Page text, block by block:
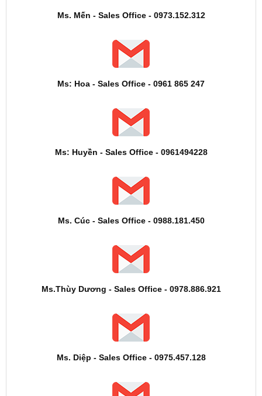
Ms. Mến - Sales Office - 0973.152.312
Ms: Hoa - Sales Office - 0961 865 247
Ms: Huyền - Sales Office - 0961494228
Ms. Cúc - Sales Office - 0988.181.450
Ms.Thùy Dương - Sales Office - 0978.886.921
Ms. Diệp - Sales Office - 0975.457.128